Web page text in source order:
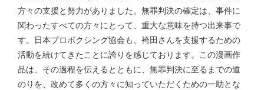
方々の支援と努力がありました。無罪判決の確定は、事件に
関わったすべての方々にとって、重大な意味を持つ出来事で
す。日本プロボクシング協会も、袴田さんを支援するための
活動を続けてきたことに誇りを感じております。この漫画作
品は、その過程を伝えるとともに、無罪判決に至るまでの道
のりを、改めて多くの方々に知っていただくための一助とな